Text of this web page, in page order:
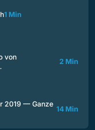
1 Min
von
2 Min
2019 — Ganze
14 Min